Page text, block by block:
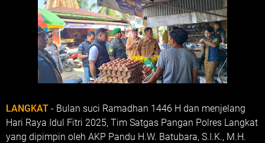
LANGKAT - Bulan suci Ramadhan 1446 H dan menjelang
Hari Raya Idul Fitri 2025, Tim Satgas Pangan Polres Langkat
yang dipimpin oleh AKP Pandu H.W. Batubara, S.I.K., M.H.